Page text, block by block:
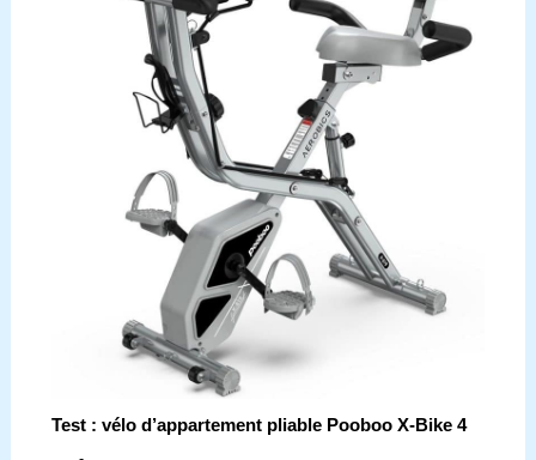
Test : vélo d’appartement pliable Pooboo X-Bike 4